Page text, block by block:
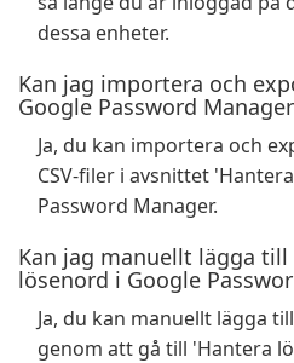
dessa enheter.
Kan jag importera och
Google Password
Ja, du kan importera och
CSV-filer i avsnittet
Password Manager.
Kan jag manuellt lägga
lösenord i Google
Ja, du kan manuellt lägga
genom att gå till 'Hantera